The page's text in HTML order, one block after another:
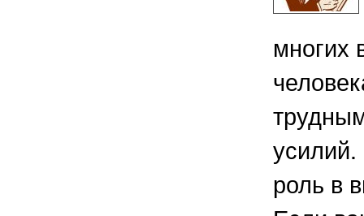
многих
роль в